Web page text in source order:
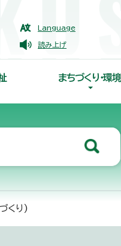
Language
読み上げ
まちづくり・環境
くり)